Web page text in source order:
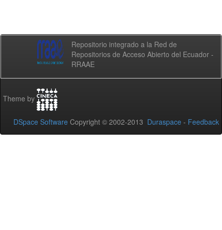
Repositorio integrado a la Red de
Repositorios de Acceso Abierto del Ecuador -
RRAAE
Theme by
DSpace Software Copyright © 2002-2013 Duraspace - Feedback